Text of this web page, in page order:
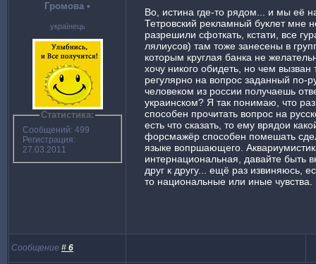
Громова •
українець
Статистика:
Сообщений: 499
Регистрация:
27.03.2011
Во, истина где-то рядом... и мы её
Тетровский рекламный буклет мне
разрешили сфоткать, кстати, все
лялиусов) там тоже занесены в
которым круглая банка не
хочу никого обидеть, но чем вызван
регулярно на вопрос заданный по-
человеком из россии получаешь
украинском? Я так понимаю, что
способен прочитать вопрос на
есть что сказать, то ему врядои
форсмажёр способен помешать
языке вопршающего.
интернациональная, давайте быть
друг к другу... ещё раз извиняюсь,
то национальные или иные чувства.
Сообщение # 6